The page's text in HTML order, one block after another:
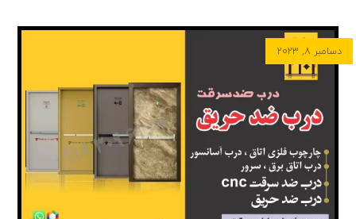
دسامبر ۸, ۲۰۲۳